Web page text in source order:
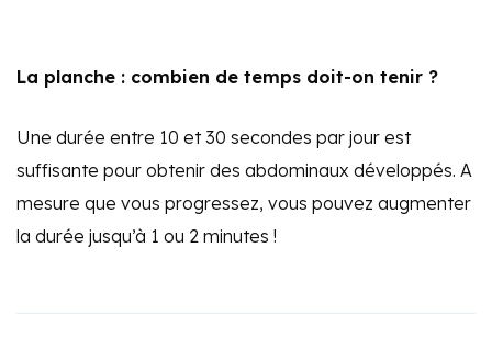
La planche : combien de temps doit-on tenir ?
Une durée entre 10 et 30 secondes par jour est
suffisante pour obtenir des abdominaux développés. A
mesure que vous progressez, vous pouvez augmenter
la durée jusqu’à 1 ou 2 minutes !